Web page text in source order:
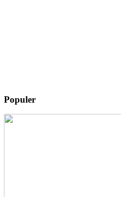
Populer